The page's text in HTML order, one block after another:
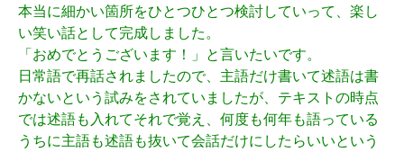
本当に細かい箇所をひとつひとつ検討していって、楽し
い笑い話として完成しました。
「おめでとうございます！」と言いたいです。
日常語で再話されましたので、主語だけ書いて述語は書
かないという試みをされていましたが、テキストの時点
では述語も入れてそれで覚え、何度も何年も語っている
うちに主語も述語も抜いて会話だけにしたらいいという